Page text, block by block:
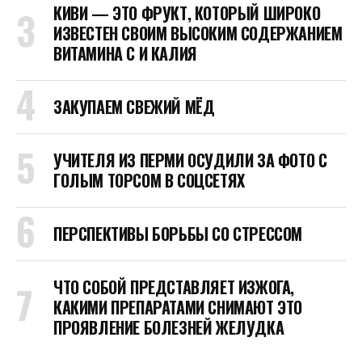
КИВИ — ЭТО ФРУКТ, КОТОРЫЙ ШИРОКО
ИЗВЕСТЕН СВОИМ ВЫСОКИМ СОДЕРЖАНИЕМ
ВИТАМИНА C И КАЛИЯ
ЗАКУПАЕМ СВЕЖИЙ МЁД
УЧИТЕЛЯ ИЗ ПЕРМИ ОСУДИЛИ ЗА ФОТО С
ГОЛЫМ ТОРСОМ В СОЦСЕТЯХ
ПЕРСПЕКТИВЫ БОРЬБЫ СО СТРЕССОМ
ЧТО СОБОЙ ПРЕДСТАВЛЯЕТ ИЗЖОГА,
КАКИМИ ПРЕПАРАТАМИ СНИМАЮТ ЭТО
ПРОЯВЛЕНИЕ БОЛЕЗНЕЙ ЖЕЛУДКА